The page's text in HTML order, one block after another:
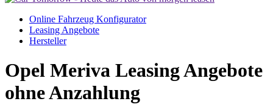
Online Fahrzeug Konfigurator
Leasing Angebote
Hersteller
Opel Meriva Leasing Angebote
ohne Anzahlung